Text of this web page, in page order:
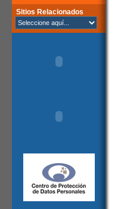
Sitios Relacionados